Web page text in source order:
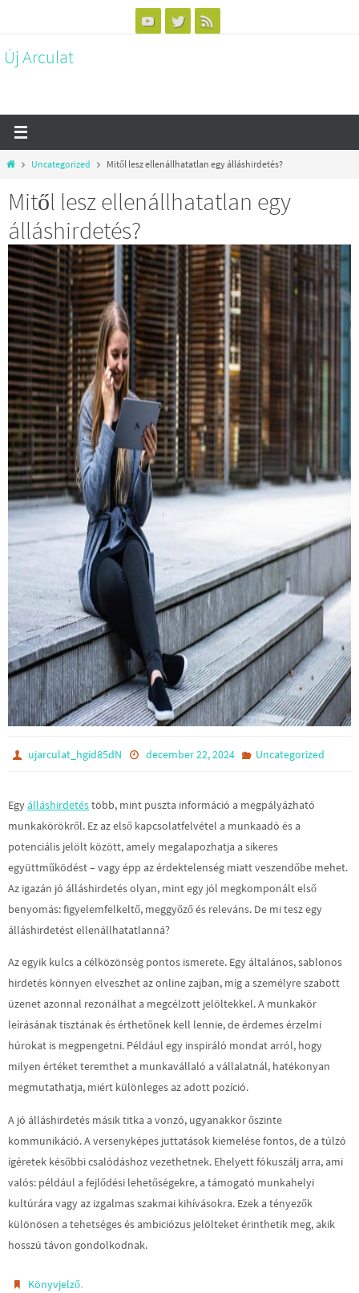
Új Arculat
Otthon
Uncategorized Mitől lesz ellenállhatatlan egy álláshirdetés?
Mitől lesz ellenállhatatlan egy
álláshirdetés?
ujarculat_hgid85dN december 22, 2024 Uncategorized
Egyálláshirdetéstöbb, mint puszta információ a megpályázható
munkakörökről. Ez az első kapcsolatfelvétel a munkaadó és a
potenciális jelölt között, amely megalapozhatja a sikeres
együttműködést – vagy épp az érdektelenség miatt veszendőbe mehet.
Az igazán jó álláshirdetés olyan, mint egy jól megkomponált első
benyomás: figyelemfelkeltő, meggyőző és releváns. De mi tesz egy
álláshirdetést ellenállhatatlanná?
Az egyik kulcs a célközönség pontos ismerete. Egy általános, sablonos
hirdetés könnyen elveszhet az online zajban, míg a személyre szabott
üzenet azonnal rezonálhat a megcélzott jelöltekkel. A munkakör
leírásának tisztának és érthetőnek kell lennie, de érdemes érzelmi
húrokat is megpengetni. Például egy inspiráló mondat arról, hogy
milyen értéket teremthet a munkavállaló a vállalatnál, hatékonyan
megmutathatja, miért különleges az adott pozíció.
A jó álláshirdetés másik titka a vonzó, ugyanakkor őszinte
kommunikáció. A versenyképes juttatások kiemelése fontos, de a túlzó
ígéretek későbbi csalódáshoz vezethetnek. Ehelyett fókuszálj arra, ami
valós: például a fejlődési lehetőségekre, a támogató munkahelyi
kultúrára vagy az izgalmas szakmai kihívásokra. Ezek a tényezők
különösen a tehetséges és ambiciózus jelölteket érinthetik meg, akik
hosszú távon gondolkodnak.
Könyvjelző.